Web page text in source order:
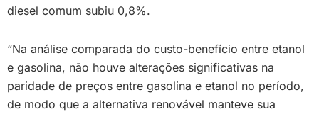
diesel comum subiu 0,8%.
“Na análise comparada do custo-benefício entre etanol
e gasolina, não houve alterações significativas na
paridade de preços entre gasolina e etanol no período,
de modo que a alternativa renovável manteve sua